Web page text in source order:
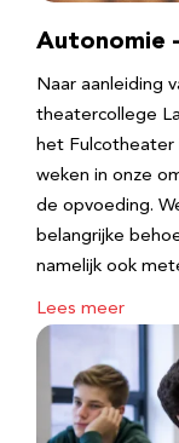
Autonomie
Naar aanleiding
theatercollege
het Fulcotheater
weken in onze
de opvoeding.
belangrijke
namelijk ook
Lees meer